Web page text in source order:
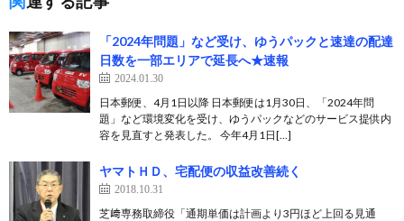
「2024年問題」など受け、ゆうパックと速達の配達
日数を一部エリアで延長へ★速報
2024.01.30
日本郵便、4月1日以降 日本郵便は1月30日、「2024年問
題」など環境変化を受け、ゆうパックなどのサービス提供内
容を見直すと発表した。 今年4月1日[…]
ヤマトＨＤ、宅配便の収益改善続く
2018.10.31
芝﨑専務取締役「通期単価は計画より3円ほど上回る見通